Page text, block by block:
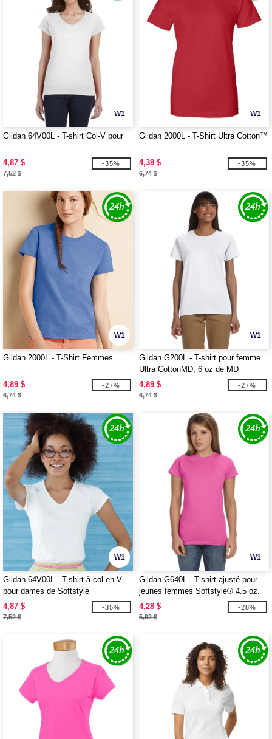
W1
Gildan 64V00L - T-shirt Col-V pour
4,87 $
7,52 $
-35%
W1
Gildan 2000L - T-Shirt Ultra Cotton™
4,38 $
6,74 $
-35%
W1
Gildan 2000L - T-Shirt Femmes
4,89 $
6,74 $
-27%
W1
Gildan G200L - T-shirt pour femme
Ultra CottonMD, 6 oz de MD
4,89 $
6,74 $
-27%
W1
Gildan 64V00L - T-shirt à col en V
pour dames de Softstyle
4,87 $
7,52 $
-35%
W1
Gildan G640L - T-shirt ajusté pour
jeunes femmes Softstyle® 4.5 oz.
4,28 $
5,92 $
-28%